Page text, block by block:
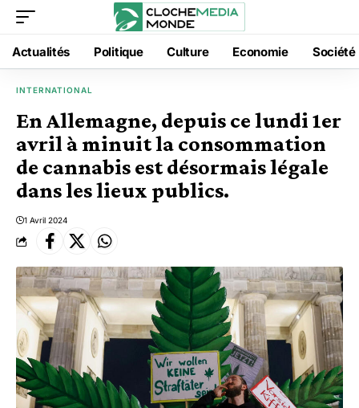
Actualités Politique Culture Economie Société
INTERNATIONAL
En Allemagne, depuis ce lundi 1er
avril à minuit la consommation
de cannabis est désormais légale
dans les lieux publics.
1 Avril 2024